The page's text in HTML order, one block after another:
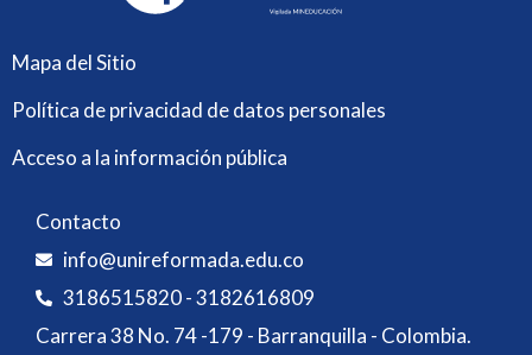
Mapa del Sitio
Política de privacidad de datos personales
Acceso a la información pública
Contacto
info@unireformada.edu.co
3186515820 - 3182616809
Carrera 38 No. 74 -179 - Barranquilla - Colombia.